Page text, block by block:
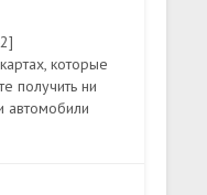
которые
получить ни
автомобили